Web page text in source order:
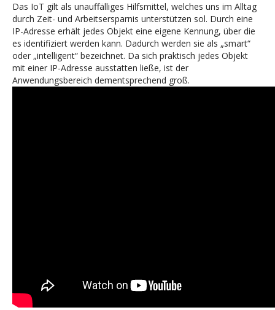
Das IoT gilt als unauffälliges Hilfsmittel, welches uns im Alltag
durch Zeit- und Arbeitsersparnis unterstützen sol. Durch eine
IP-Adresse erhält jedes Objekt eine eigene Kennung, über die
es identifiziert werden kann. Dadurch werden sie als „smart“
oder „intelligent“ bezeichnet. Da sich praktisch jedes Objekt
mit einer IP-Adresse ausstatten ließe, ist der
Anwendungsbereich dementsprechend groß.